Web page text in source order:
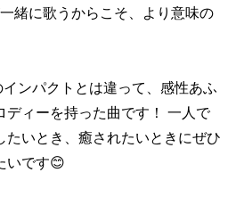
緒に歌うからこそ、より意味の
インパクトとは違って、感性あふ
ディーを持った曲です！ 一人で
たいとき、癒されたいときにぜひ
いです😊